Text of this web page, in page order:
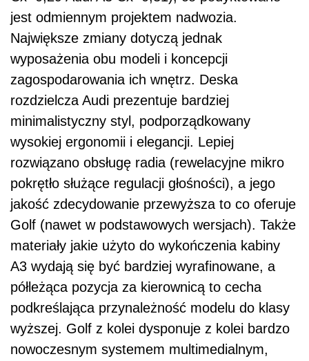
jest odmiennym projektem nadwozia.
Największe zmiany dotyczą jednak
wyposażenia obu modeli i koncepcji
zagospodarowania ich wnętrz. Deska
rozdzielcza Audi prezentuje bardziej
minimalistyczny styl, podporządkowany
wysokiej ergonomii i elegancji. Lepiej
rozwiązano obsługę radia (rewelacyjne mikro
pokrętło służące regulacji głośności), a jego
jakość zdecydowanie przewyższa to co oferuje
Golf (nawet w podstawowych wersjach). Także
materiały jakie użyto do wykończenia kabiny
A3 wydają się być bardziej wyrafinowane, a
półleżąca pozycja za kierownicą to cecha
podkreślająca przynależność modelu do klasy
wyższej. Golf z kolei dysponuje z kolei bardzo
nowoczesnym systemem multimedialnym,